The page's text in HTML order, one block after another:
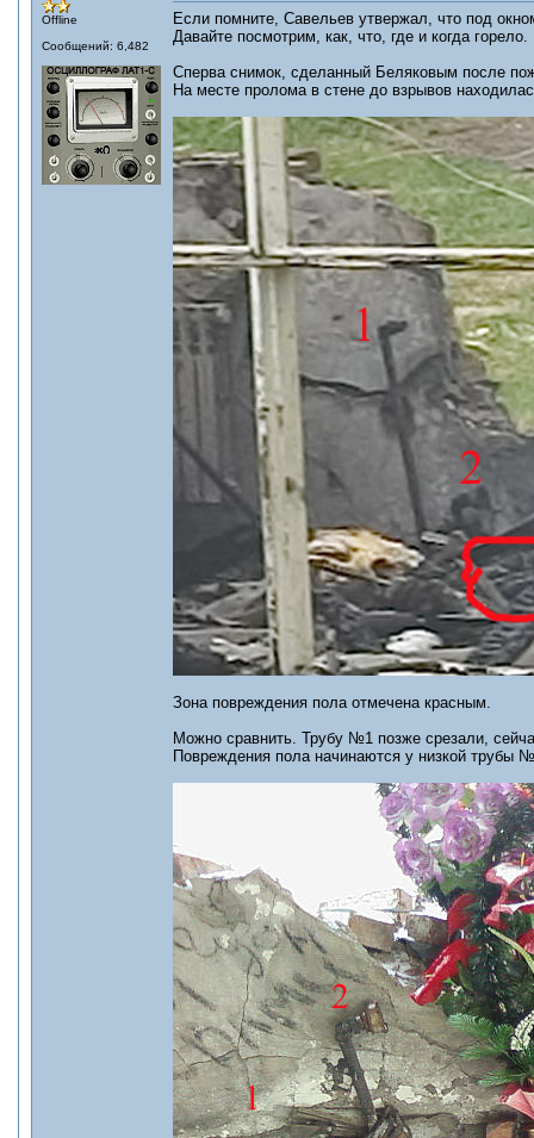
Offline
Сообщений: 6,482
Если помните, Савельев утвержал, что под
Давайте посмотрим, как, что, где и когда горело.
Сперва снимок, сделанный Беляковым после
На месте пролома в стене до взрывов
Зона повреждения пола отмечена красным.
Можно сравнить. Трубу №1 позже срезали,
Повреждения пола начинаются у низкой трубы